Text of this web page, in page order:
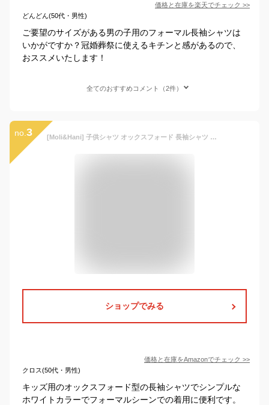
価格と在庫を楽天でチェック >>
どんどん(50代・男性)
ご要望のサイズがある男の子用のフォーマル長袖シャツは
いかがですか？冠婚葬祭に使えるキチンと感があるので、
おススメいたします！
全てのおすすめコメント（2件）
no. 3 [Moli&Hani] 子供シャツ オックスフォード 長袖シャツ 男の子 キッズ 子供服 白 無地 ワイシャツ フォーマル ボタンシャツ 入学式 発表会 七五三 卒業スーツ ピアノ 結婚式 110 120 130 140 150 160 cm
ショップでみる
価格と在庫をAmazonでチェック >>
クロス(50代・男性)
キッズ用のオックスフォード型の長袖シャツでシンプルな
ホワイトカラーでフォーマルシーンでの着用に便利です。